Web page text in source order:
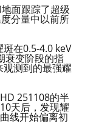
面跟踪了超级
分量中以前所
在0.5-4.0 keV
衰变阶段的指
测到的最强耀
251108的半
天后，发现耀
线开始偏离初